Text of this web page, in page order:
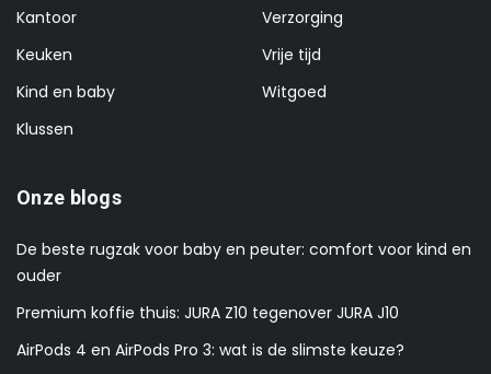
Kantoor
Keuken
Kind en baby
Klussen
Verzorging
Vrije tijd
Witgoed
Onze blogs
De beste rugzak voor baby en peuter: comfort voor kind en
ouder
Premium koffie thuis: JURA Z10 tegenover JURA J10
AirPods 4 en AirPods Pro 3: wat is de slimste keuze?